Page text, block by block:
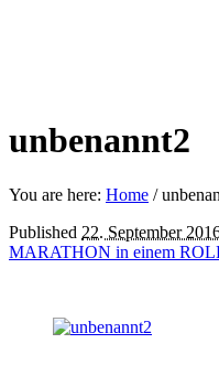
unbenannt2
You are here: Home /
Published 22. September
MARATHON in einem